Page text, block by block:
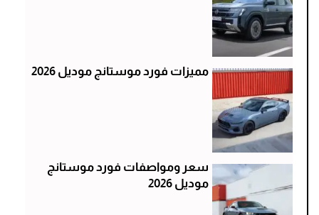
مميزات فورد موستانج موديل 2026
سعر ومواصفات فورد موستانج
موديل 2026